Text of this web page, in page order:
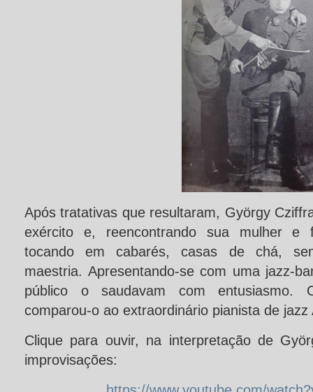
Após tratativas que resultaram, György
exército e, reencontrando sua mulher e
tocando em cabarés, casas de chá,
maestria. Apresentando-se com uma jazz-
público o saudavam com entusiasmo.
comparou-o ao extraordinário pianista de jazz
Clique para ouvir, na interpretação de
improvisações: